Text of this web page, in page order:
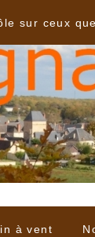
à vent
sur ceux